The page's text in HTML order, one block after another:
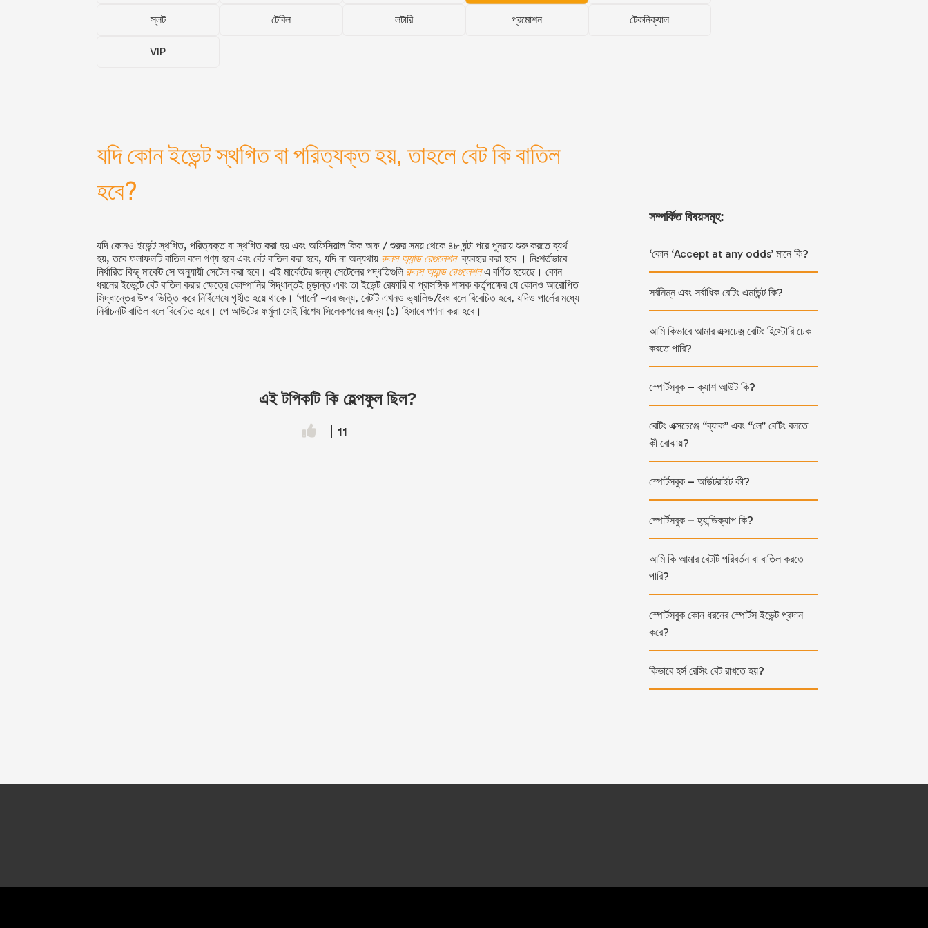
স্লট টেবিল লটারি প্রমোশন টেকনিক্যাল
VIP
যদি কোন ইভেন্ট স্থগিত বা পরিত্যক্ত হয়, তাহলে বেট কি বাতিল
হবে?
যদি কোনও ইভেন্ট স্থগিত, পরিত্যক্ত বা স্থগিত করা হয় এবং অফিসিয়াল কিক অফ / শুরুর সময় থেকে ৪৮ ঘন্টা পরে পুনরায় শুরু করতে ব্যর্থ
হয়, তবে ফলাফলটি বাতিল বলে গণ্য হবে এবং বেট বাতিল করা হবে, যদি না অন্যথায় রুলস অ্যান্ড রেগুলেশনব্যবহার করা হবে । নিঃশর্তভাবে
নির্ধারিত কিছু মার্কেট সে অনুযায়ী সেটেল করা হবে। এই মার্কেটের জন্য সেটেলের পদ্ধতিগুলি রুলস অ্যান্ড রেগুলেশনএ বর্ণিত হয়েছে। কোন
ধরনের ইভেন্টে বেট বাতিল করার ক্ষেত্রে কোম্পানির সিদ্ধান্তই চূড়ান্ত এবং তা ইভেন্ট রেফারি বা প্রাসঙ্গিক শাসক কর্তৃপক্ষের যে কোনও আরোপিত
সিদ্ধান্তের উপর ভিত্তি করে নির্বিশেষে গৃহীত হয়ে থাকে। ‘পার্লে’ -এর জন্য, বেটটি এখনও ভ্যালিড/বৈধ বলে বিবেচিত হবে, যদিও পার্লের মধ্যে
নির্বাচনটি বাতিল বলে বিবেচিত হবে। পে আউটের ফর্মুলা সেই বিশেষ সিলেকশনের জন্য (১) হিসাবে গণনা করা হবে।
এই টপিকটি কি হেল্পফুল ছিল?
11
সম্পর্কিত বিষয়সমূহ:
‘কোন ‘Accept at any odds’ মানে কি?
সর্বনিম্ন এবং সর্বাধিক বেটিং এমাউন্ট কি?
আমি কিভাবে আমার এক্সচেঞ্জ বেটিং হিস্টোরি চেক
করতে পারি?
স্পোর্টসবুক – ক্যাশ আউট কি?
বেটিং এক্সচেঞ্জে “ব্যাক” এবং “লে” বেটিং বলতে
কী বোঝায়?
স্পোর্টসবুক – আউটরাইট কী?
স্পোর্টসবুক – হ্যান্ডিক্যাপ কি?
আমি কি আমার বেটটি পরিবর্তন বা বাতিল করতে
পারি?
স্পোর্টসবুক কোন ধরনের স্পোর্টস ইভেন্ট প্রদান
করে?
কিভাবে হর্স রেসিং বেট রাখতে হয়?